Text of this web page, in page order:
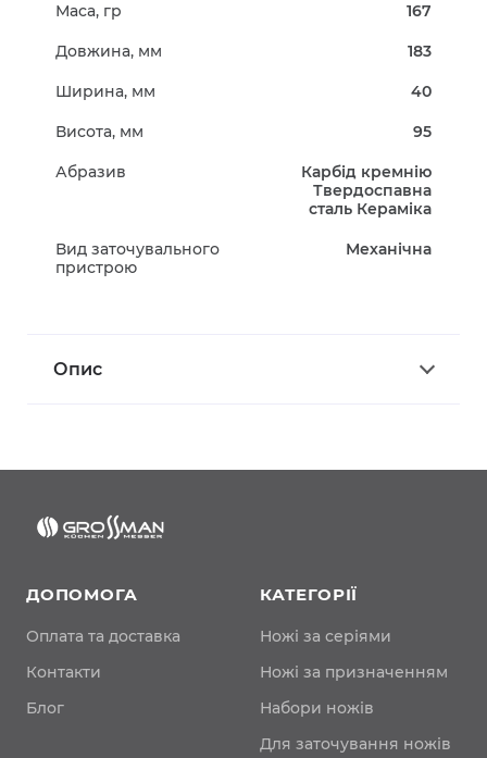
Маса, гр 167
Довжина, мм 183
Ширина, мм 40
Висота, мм 95
Абразив
Карбід кремнію
Твердоспавна
сталь Кераміка
Вид заточувального
пристрою
Механічна
Опис
ДОПОМОГА
Оплата та доставка
Контакти
Блог
КАТЕГОРІЇ
Ножі за серіями
Ножі за призначенням
Набори ножів
Для заточування ножів